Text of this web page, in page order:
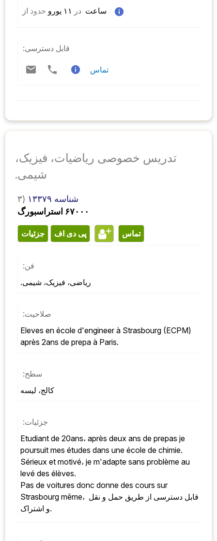
از حدود در ساعت
قابل دسترسی:
تماس
تدریس خصوصی ریاضیات، فیزیک،
شیمی.
۳)
شناسه ۱۳۳۷۹
۶۷۰۰۰ استراسبورگ
جزئیات پی دی اف تماس
فن:
ریاضی، فیزیک، شیمی.
صلاحیت:
Eleves en école d'engineer à Strasbourg (ECPM)
après 2ans de prepa à Paris.
سطح:
کالج، لیسه
جزئیات:
Etudiant de 20ans، après deux ans de prepas je
Sérieux et motivé، je m'adapte sans problème au
Pas de voitures donc donne des cours sur
Strasbourg même، قابل دسترسی از طریق حمل و نقل
و اشتراک.